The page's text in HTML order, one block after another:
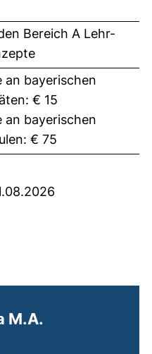
Bereich A Lehr-
an bayerischen
€ 15
an bayerischen
€ 75
Link, öffnet neues
M.A.